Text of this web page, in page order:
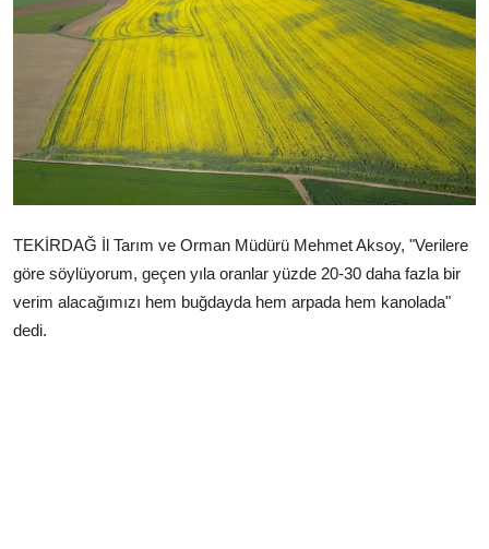
Dünya Haberleri
Çerkezköy
TEKİRDAĞ İl Tarım ve Orman Müdürü Mehmet Aksoy, "Verilere
göre söylüyorum, geçen yıla oranlar yüzde 20-30 daha fazla bir
verim alacağımızı hem buğdayda hem arpada hem kanolada"
dedi.